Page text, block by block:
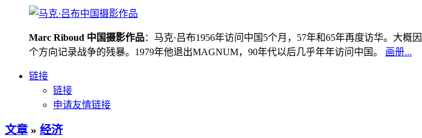
Marc Riboud 中国摄影作品：马克·吕布1956年访问中国5个月，57年和65年再度访华。大
个方向记录战争的残暴。1979年他退出MAGNUM，90年代以后几乎年年访问中国。 画册...
链接
链接
申请友情链接
文章 » 经济